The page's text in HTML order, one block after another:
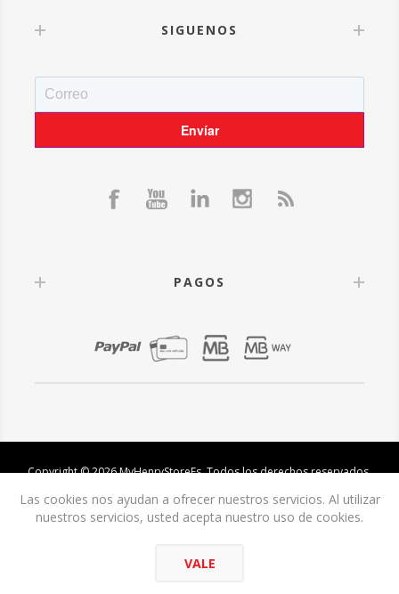
SIGUENOS
PAGOS
Copyright © 2026 MyHenryStoreEs. Todos los derechos reservados.
Las cookies nos ayudan a ofrecer nuestros servicios. Al utilizar
nuestros servicios, usted acepta nuestro uso de cookies.
VALE